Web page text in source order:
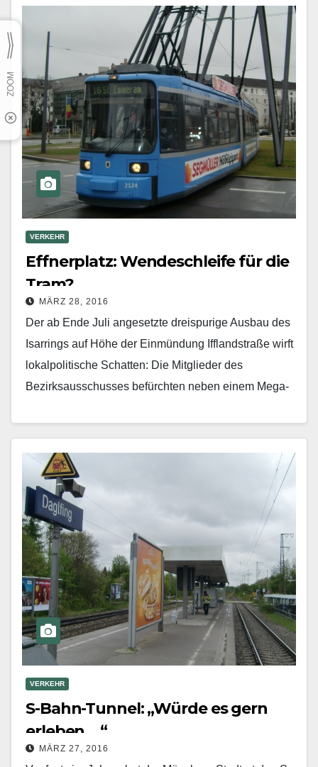
VERKEHR
Effnerplatz: Wendeschleife für die
Tram?
MÄRZ 28, 2016
Der ab Ende Juli angesetzte dreispurige Ausbau des
Isarrings auf Höhe der Einmündung Iffland­straße wirft
lokalpolitische Schatten: Die Mitglieder des
Bezirksausschusses befürchten neben einem Mega-
Mehr erfahren
VERKEHR
S-Bahn-Tunnel: „Würde es gern
erleben …“
MÄRZ 27, 2016